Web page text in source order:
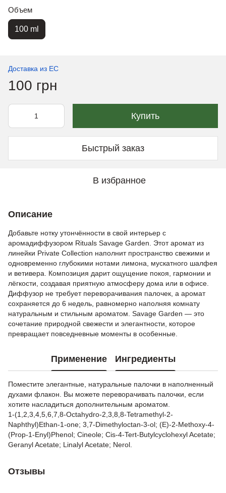
Объем
100 ml
Доставка из ЕС
100 грн
Купить
Быстрый заказ
В избранное
Описание
Добавьте нотку утончённости в свой интерьер с
аромадиффузором Rituals Savage Garden. Этот аромат из
линейки Private Collection наполнит пространство свежими и
одновременно глубокими нотами лимона, мускатного шалфея
и ветивера. Композиция дарит ощущение покоя, гармонии и
лёгкости, создавая приятную атмосферу дома или в офисе.
Диффузор не требует переворачивания палочек, а аромат
сохраняется до 6 недель, равномерно наполняя комнату
натуральным и стильным ароматом. Savage Garden — это
сочетание природной свежести и элегантности, которое
превращает повседневные моменты в особенные.
Применение Ингредиенты
Поместите элегантные, натуральные палочки в наполненный
духами флакон. Вы можете переворачивать палочки, если
хотите насладиться дополнительным ароматом.
1-(1,2,3,4,5,6,7,8-Octahydro-2,3,8,8-Tetramethyl-2-
Naphthyl)Ethan-1-one; 3,7-Dimethyloctan-3-ol; (E)-2-Methoxy-4-
(Prop-1-Enyl)Phenol; Cineole; Cis-4-Tert-Butylcyclohexyl Acetate;
Geranyl Acetate; Linalyl Acetate; Nerol.
Отзывы